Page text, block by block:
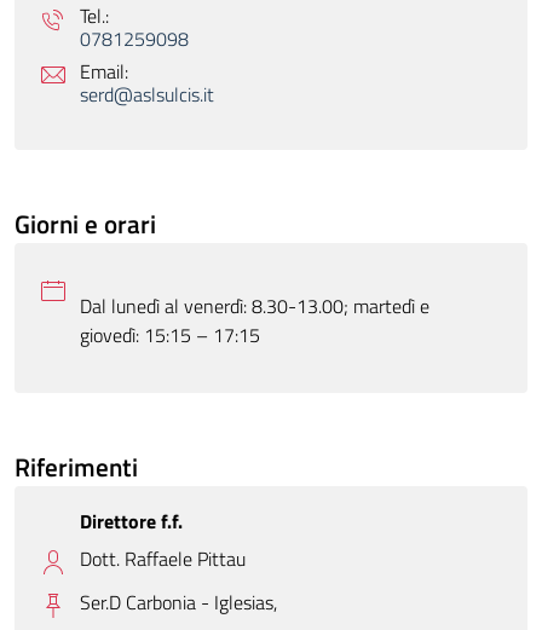
Tel.:
0781259098
Email:
serd@aslsulcis.it
Giorni e orari
Dal lunedì al venerdì: 8.30-13.00; martedì e
giovedì: 15:15 – 17:15
Riferimenti
Direttore f.f.
Dott. Raffaele Pittau
Ser.D Carbonia - Iglesias,